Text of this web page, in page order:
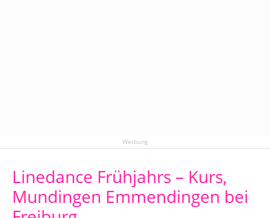
Werbung
Linedance Frühjahrs – Kurs,
Mundingen Emmendingen bei